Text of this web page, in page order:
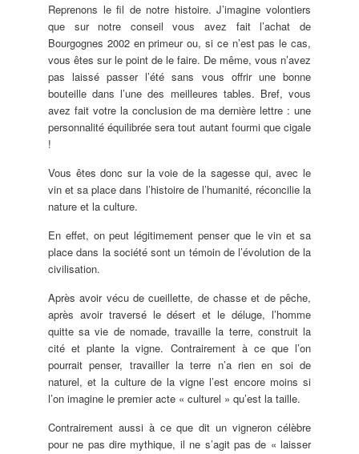
Reprenons le fil de notre histoire. J’imagine volontiers
que sur notre conseil vous avez fait l’achat de
Bourgognes 2002 en primeur ou, si ce n’est pas le cas,
vous êtes sur le point de le faire. De même, vous n’avez
pas laissé passer l’été sans vous offrir une bonne
bouteille dans l’une des meilleures tables. Bref, vous
avez fait votre la conclusion de ma dernière lettre : une
personnalité équilibrée sera tout autant fourmi que cigale
!
Vous êtes donc sur la voie de la sagesse qui, avec le
vin et sa place dans l’histoire de l’humanité, réconcilie la
nature et la culture.
En effet, on peut légitimement penser que le vin et sa
place dans la société sont un témoin de l’évolution de la
civilisation.
Après avoir vécu de cueillette, de chasse et de pêche,
après avoir traversé le désert et le déluge, l’homme
quitte sa vie de nomade, travaille la terre, construit la
cité et plante la vigne. Contrairement à ce que l’on
pourrait penser, travailler la terre n’a rien en soi de
naturel, et la culture de la vigne l’est encore moins si
l’on imagine le premier acte « culturel » qu’est la taille.
Contrairement aussi à ce que dit un vigneron célèbre
pour ne pas dire mythique, il ne s’agit pas de « laisser